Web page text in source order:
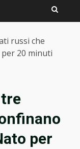
russi che
20 minuti
per